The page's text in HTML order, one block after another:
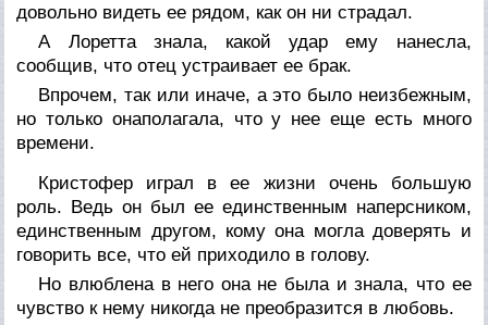
довольно видеть ее рядом, как он ни страдал.
А Лоретта знала, какой удар ему нанесла,
сообщив, что отец устраивает ее брак.
Впрочем, так или иначе, а это было неизбежным,
но только онаполагала, что у нее еще есть много
времени.
Кристофер играл в ее жизни очень большую
роль. Ведь он был ее единственным наперсником,
единственным другом, кому она могла доверять и
говорить все, что ей приходило в голову.
Но влюблена в него она не была и знала, что ее
чувство к нему никогда не преобразится в любовь.